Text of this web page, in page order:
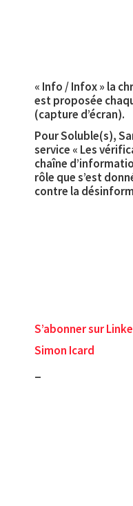
« Info / Infox » la
est proposée
(capture d’écran).
Pour Soluble(s),
service « Les
chaîne
rôle que s’est
contre la
S’abonner sur
Simon Icard